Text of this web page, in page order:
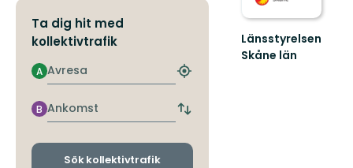
Ta dig hit med
kollektivtrafik
Avresa
A
Hitta
hållplats
Ankomst
B
Byt
och
Sök kollektivtrafik
Länsstyrelsen
Skåne län